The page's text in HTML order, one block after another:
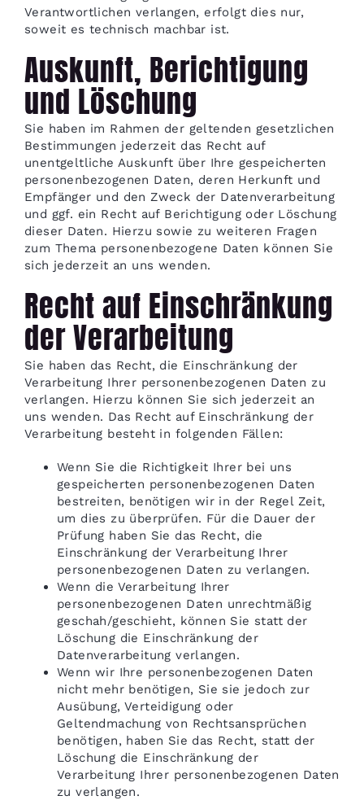
Verantwortlichen verlangen, erfolgt dies nur,
soweit es technisch machbar ist.
Auskunft, Berichtigung
und Löschung
Sie haben im Rahmen der geltenden gesetzlichen
Bestimmungen jederzeit das Recht auf
unentgeltliche Auskunft über Ihre gespeicherten
personenbezogenen Daten, deren Herkunft und
Empfänger und den Zweck der Datenverarbeitung
und ggf. ein Recht auf Berichtigung oder Löschung
dieser Daten. Hierzu sowie zu weiteren Fragen
zum Thema personenbezogene Daten können Sie
sich jederzeit an uns wenden.
Recht auf Einschränkung
der Verarbeitung
Sie haben das Recht, die Einschränkung der
Verarbeitung Ihrer personenbezogenen Daten zu
verlangen. Hierzu können Sie sich jederzeit an
uns wenden. Das Recht auf Einschränkung der
Verarbeitung besteht in folgenden Fällen:
Wenn Sie die Richtigkeit Ihrer bei uns
gespeicherten personenbezogenen Daten
bestreiten, benötigen wir in der Regel Zeit,
um dies zu überprüfen. Für die Dauer der
Prüfung haben Sie das Recht, die
Einschränkung der Verarbeitung Ihrer
personenbezogenen Daten zu verlangen.
Wenn die Verarbeitung Ihrer
personenbezogenen Daten unrechtmäßig
geschah/geschieht, können Sie statt der
Löschung die Einschränkung der
Datenverarbeitung verlangen.
Wenn wir Ihre personenbezogenen Daten
nicht mehr benötigen, Sie sie jedoch zur
Ausübung, Verteidigung oder
Geltendmachung von Rechtsansprüchen
benötigen, haben Sie das Recht, statt der
Löschung die Einschränkung der
Verarbeitung Ihrer personenbezogenen Daten
zu verlangen.